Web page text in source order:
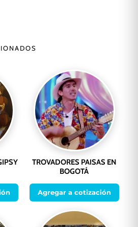
TROVADORES PAISAS EN
BOGOTÁ
Agregar a cotización